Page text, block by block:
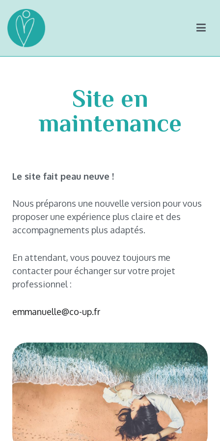
Co-Up.fr
Site en
maintenance
Le site fait peau neuve !
Nous préparons une nouvelle version pour vous
proposer une expérience plus claire et des
accompagnements plus adaptés.
En attendant, vous pouvez toujours me
contacter pour échanger sur votre projet
professionnel :
emmanuelle@co-up.fr